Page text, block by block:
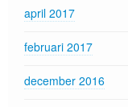
april 2017
februari 2017
december 2016